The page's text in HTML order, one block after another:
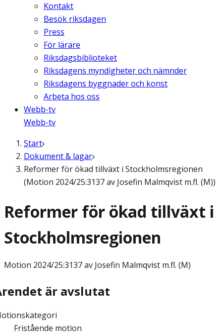
Kontakt
Besök riksdagen
Press
För lärare
Riksdagsbiblioteket
Riksdagens myndigheter och nämnder
Riksdagens byggnader och konst
Arbeta hos oss
Webb-tv
Webb-tv
Start
Dokument & lagar
Reformer för ökad tillväxt i Stockholmsregionen
(Motion 2024/25:3137 av Josefin Malmqvist m.fl. (M))
Reformer för ökad tillväxt i
Stockholmsregionen
Motion 2024/25:3137 av Josefin Malmqvist m.fl. (M)
är avslutat
Fristående motion